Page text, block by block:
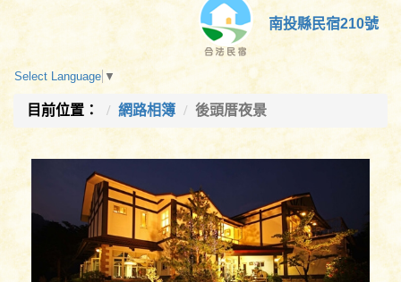
南投縣民宿210號
Select Language ▼
目前位置： 網路相簿 後頭厝夜景